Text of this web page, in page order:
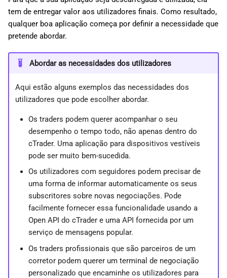
u
i
s
tem de entregar valor aos utilizadores finais. Como resultado,
qualquer boa aplicação começa por definir a necessidade que
pretende abordar.
Abordar as necessidades dos utilizadores
Aqui estão alguns exemplos das necessidades dos
utilizadores que pode escolher abordar.
Os traders podem querer acompanhar o seu
desempenho o tempo todo, não apenas dentro do
cTrader. Uma aplicação para dispositivos vestíveis
pode ser muito bem-sucedida.
Os utilizadores com seguidores podem precisar de
uma forma de informar automaticamente os seus
subscritores sobre novas negociações. Pode
facilmente fornecer essa funcionalidade usando a
Open API do cTrader e uma API fornecida por um
serviço de mensagens popular.
Os traders profissionais que são parceiros de um
corretor podem querer um terminal de negociação
personalizado que encaminhe os utilizadores para